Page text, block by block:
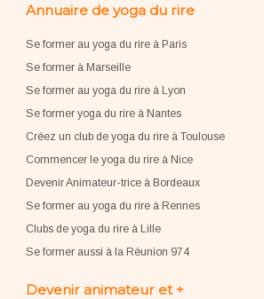
Annuaire de yoga du rire
Se former au yoga du rire à Paris
Se former à Marseille
Se former au yoga du rire à Lyon
Se former yoga du rire à Nantes
Créez un club de yoga du rire à Toulouse
Commencer le yoga du rire à Nice
Devenir Animateur-trice à Bordeaux
Se former au yoga du rire à Rennes
Clubs de yoga du rire à Lille
Se former aussi à la Réunion 974
Devenir animateur et +